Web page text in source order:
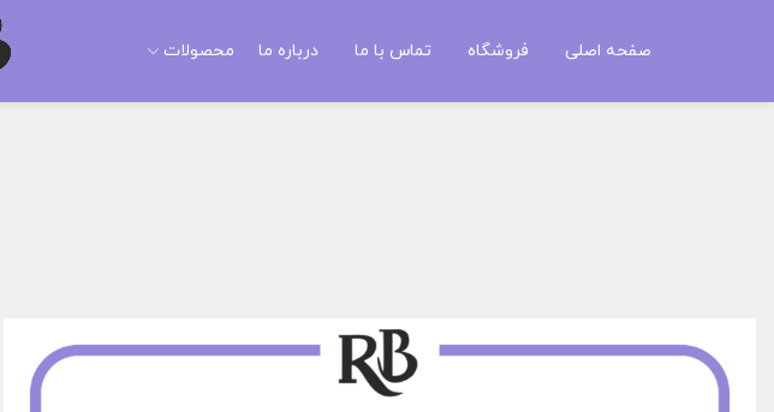
صفحه اصلی فروشگاه تماس با ما درباره ما محصولات